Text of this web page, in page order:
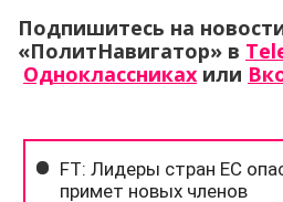
Подпишитесь на
«ПолитНавигатор» в
Одноклассниках или